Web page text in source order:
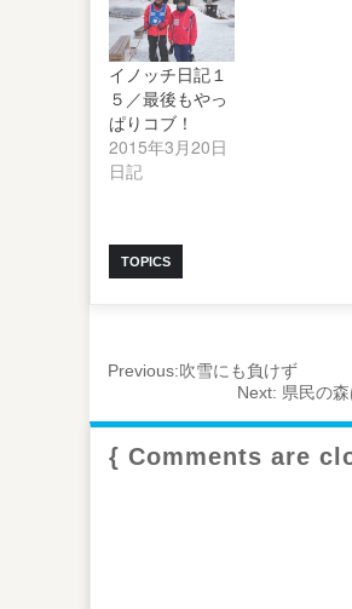
イノッチ日記１
５／最後もやっ
ぱりコブ！
2015年3月20日
日記
TOPICS
Previous:吹雪にも負けず
Next: 県民の
{ Comments are